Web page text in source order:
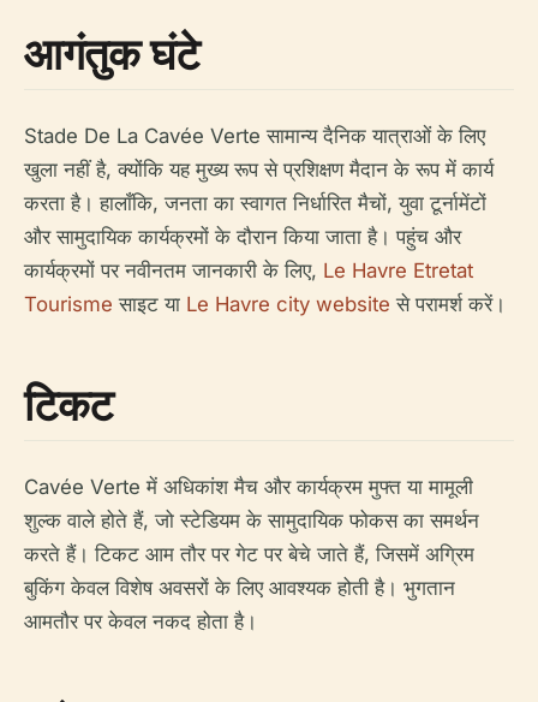
आगंतुक घंटे
Stade De La Cavée Verte सामान्य दैनिक यात्राओं के लिए
खुला नहीं है, क्योंकि यह मुख्य रूप से प्रशिक्षण मैदान के रूप में कार्य
करता है। हालाँकि, जनता का स्वागत निर्धारित मैचों, युवा टूर्नामेंटों
और सामुदायिक कार्यक्रमों के दौरान किया जाता है। पहुंच और
कार्यक्रमों पर नवीनतम जानकारी के लिए, Le Havre Etretat
Tourisme साइट या Le Havre city website से परामर्श करें।
टिकट
Cavée Verte में अधिकांश मैच और कार्यक्रम मुफ्त या मामूली
शुल्क वाले होते हैं, जो स्टेडियम के सामुदायिक फोकस का समर्थन
करते हैं। टिकट आम तौर पर गेट पर बेचे जाते हैं, जिसमें अग्रिम
बुकिंग केवल विशेष अवसरों के लिए आवश्यक होती है। भुगतान
आमतौर पर केवल नकद होता है।